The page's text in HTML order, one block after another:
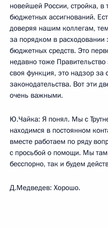
новейшей России, стройка, в
бюджетных ассигнований.
доверяя нашим коллегам,
за порядком в расходовании
бюджетных средств. Это
недавно тоже
своя функция, это надзор за
законодательства. Вот эти
очень важными.
Ю.Чайка: Я понял. Мы с
находимся в постоянном
вместе работаем по ряду
с просьбой о помощи. Мы
бесспорно, так и будем
Д.Медведев: Хорошо.